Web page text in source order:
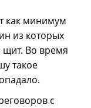
как минимум
из которых
щит. Во время
такое
с